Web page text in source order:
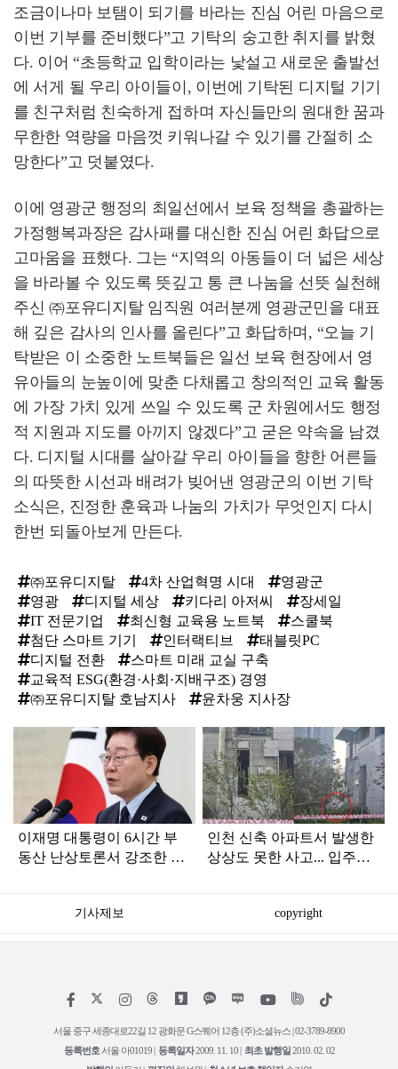
조금이나마 보탬이 되기를 바라는 진심 어린 마음으로
이번 기부를 준비했다”고 기탁의 숭고한 취지를 밝혔
다. 이어 “초등학교 입학이라는 낯설고 새로운 출발선
에 서게 될 우리 아이들이, 이번에 기탁된 디지털 기기
를 친구처럼 친숙하게 접하며 자신들만의 원대한 꿈과
무한한 역량을 마음껏 키워나갈 수 있기를 간절히 소
망한다”고 덧붙였다.
이에 영광군 행정의 최일선에서 보육 정책을 총괄하는
가정행복과장은 감사패를 대신한 진심 어린 화답으로
고마움을 표했다. 그는 “지역의 아동들이 더 넓은 세상
을 바라볼 수 있도록 뜻깊고 통 큰 나눔을 선뜻 실천해
주신 ㈜포유디지탈 임직원 여러분께 영광군민을 대표
해 깊은 감사의 인사를 올린다”고 화답하며, “오늘 기
탁받은 이 소중한 노트북들은 일선 보육 현장에서 영
유아들의 눈높이에 맞춘 다채롭고 창의적인 교육 활동
에 가장 가치 있게 쓰일 수 있도록 군 차원에서도 행정
적 지원과 지도를 아끼지 않겠다”고 굳은 약속을 남겼
다. 디지털 시대를 살아갈 우리 아이들을 향한 어른들
의 따뜻한 시선과 배려가 빚어낸 영광군의 이번 기탁
소식은, 진정한 훈육과 나눔의 가치가 무엇인지 다시
한번 되돌아보게 만든다.
㈜포유디지탈 4차 산업혁명 시대
영광군
영광
디지털 세상 키다리 아저씨
장세일
IT 전문기업
최신형 교육용 노트북
스쿨북
첨단 스마트 기기
인터랙티브
태블릿PC
디지털 전환
스마트 미래 교실 구축
교육적 ESG(환경·사회·지배구조) 경영
㈜포유디지탈 호남지사
윤차웅 지사장
이재명 대통령이 6시간 부
동산 난상토론서 강조한 내
인천 신축 아파트서 발생한
상상도 못한 사고... 입주민
기사제보 copyright
페
스
인
타
램
위
트
유
틱
서울 중구 세종대로22길 12 광화문 G스퀘어 12층 (주)소셜뉴스 | 02-3789-8900
등록번호 서울 아01019 | 등록일자2009. 11. 10 | 최초 발행일2010. 02. 02